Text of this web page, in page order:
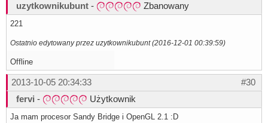
uzytkownikubunt - Zbanowany
221
Ostatnio edytowany przez uzytkownikubunt (2016-12-01 00:39:59)
Offline
#30
2013-10-05 20:34:33
fervi - Użytkownik
Ja mam procesor Sandy Bridge i OpenGL 2.1 :D